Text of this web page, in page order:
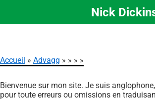
Aller
principal
Nick
d'Ariane
Accueil Advagg
Bienvenue sur mon site. Je suis
pour toute erreurs ou omissions en